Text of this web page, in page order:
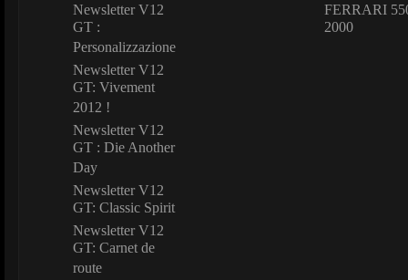
Newsletter V12
GT :
Personalizzazione
Newsletter V12
GT: Vivement
2012 !
Newsletter V12
GT : Die Another
Day
Newsletter V12
GT: Classic Spirit
Newsletter V12
GT: Carnet de
route
FERRARI
2000